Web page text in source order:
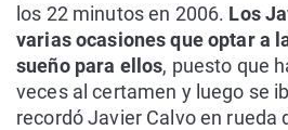
los 22 minutos en 2006. Los
varias ocasiones que optar a
sueño para ellos, puesto que
veces al certamen y luego se
recordó Javier Calvo en rueda